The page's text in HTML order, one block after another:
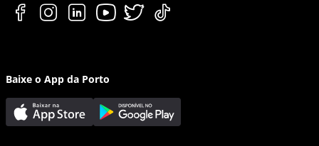
Baixe o App da Porto